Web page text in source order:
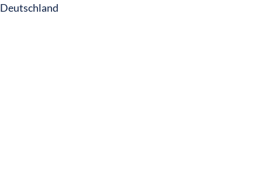
Deutschland